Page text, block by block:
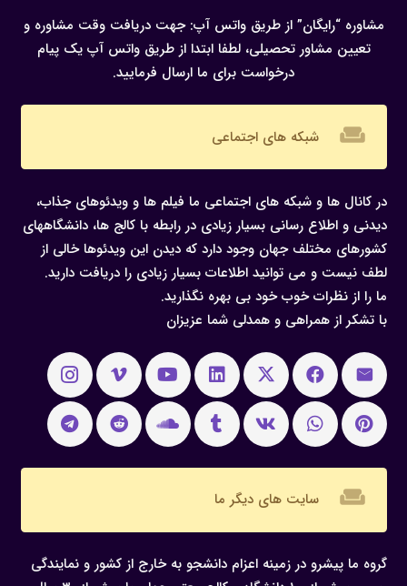
مشاوره “رایگان” از طریق واتس آپ: جهت دریافت وقت مشاوره و
تعیین مشاور تحصیلی، لطفا ابتدا از طریق واتس آپ یک پیام
درخواست برای ما ارسال فرمایید.
weekend شبکه های اجتماعی
در کانال ها و شبکه های اجتماعی ما فیلم ها و ویدئوهای جذاب،
دیدنی و اطلاع رسانی بسیار زیادی در رابطه با کالج ها، دانشگاههای
کشورهای مختلف جهان وجود دارد که دیدن این ویدئوها خالی از
لطف نیست و می توانید اطلاعات بسیار زیادی را دریافت دارید.
ما را از نظرات خوب خود بی بهره نگذارید.
با تشکر از همراهی و همدلی شما عزیزان
weekend سایت های دیگر ما
گروه ما پیشرو در زمینه اعزام دانشجو به خارج از کشور و نمایندگی